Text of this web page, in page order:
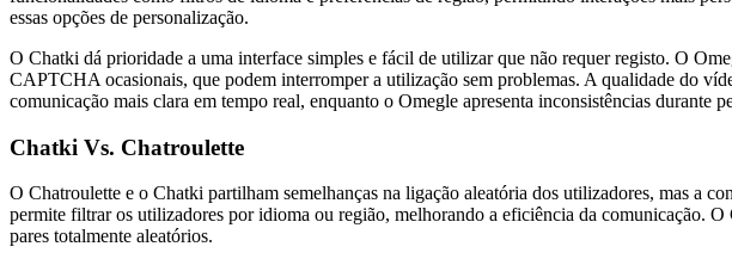
essas opções de personalização.
O Chatki dá prioridade a uma interface simples e fácil de utilizar que não requer registo. O
CAPTCHA ocasionais, que podem interromper a utilização sem problemas. A qualidade do
comunicação mais clara em tempo real, enquanto o Omegle apresenta inconsistências durante
Chatki Vs. Chatroulette
O Chatroulette e o Chatki partilham semelhanças na ligação aleatória dos utilizadores, mas a
permite filtrar os utilizadores por idioma ou região, melhorando a eficiência da comunicação.
pares totalmente aleatórios.